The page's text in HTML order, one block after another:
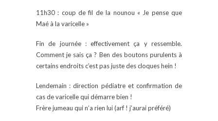
11h30 : coup de fil de la nounou « Je pense que
Maé à la varicelle »
Fin de journée : effectivement ça y ressemble.
Comment je sais ça ? Ben des boutons purulents à
certains endroits c’est pas juste des cloques hein !
Lendemain : direction pédiatre et confirmation de
cas de varicelle qui démarre bien !
Frère jumeau qui n’a rien lui (arf ! j’aurai préféré)